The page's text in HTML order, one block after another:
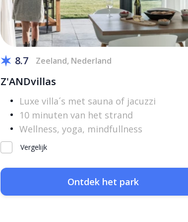
8.7 Zeeland, Nederland
Z'ANDvillas
Luxe villa´s met sauna of jacuzzi
10 minuten van het strand
Wellness, yoga, mindfullness
Vergelijk
Ontdek het park